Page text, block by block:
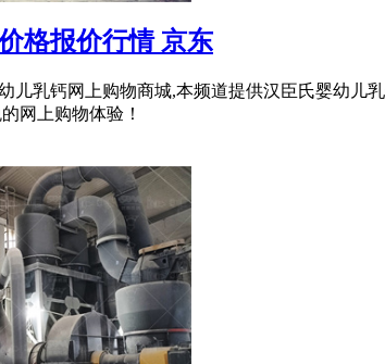
格报价行情 京东
儿乳钙网上购物商城,本频道提供汉臣氏婴幼儿
网上购物体验！